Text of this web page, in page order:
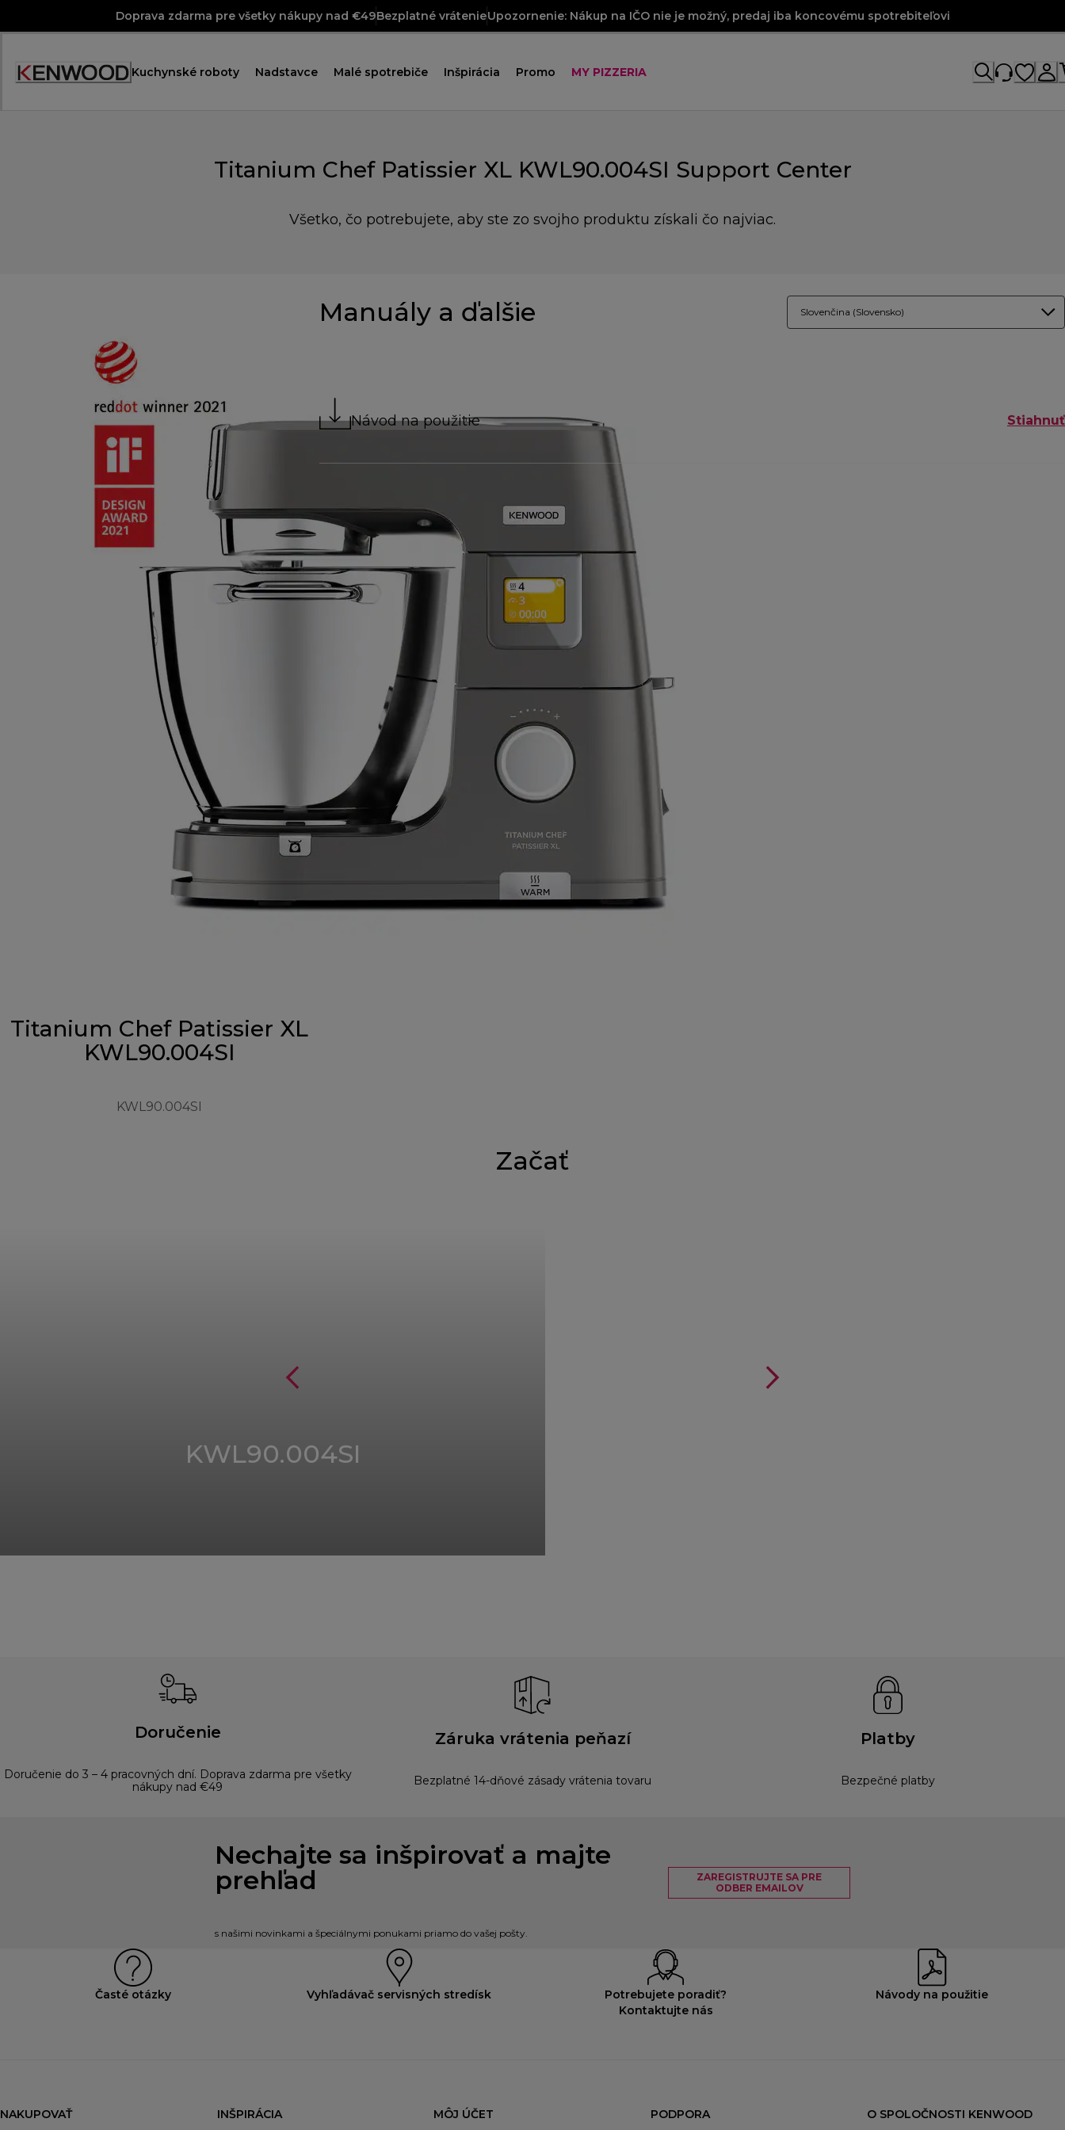
Doprava zdarma pre všetky nákupy nad €49Bezplatné vrátenieUpozornenie: Nákup na IČO nie je možný, predaj iba koncovému spotrebiteľovi
Kuchynské roboty Nadstavce Malé spotrebiče Inšpirácia Promo MY PIZZERIA
Titanium Chef Patissier XL KWL90.004SI Support Center
Všetko, čo potrebujete, aby ste zo svojho produktu získali čo najviac.
Titanium Chef Patissier XL
KWL90.004SI
KWL90.004SI
Manuály a ďalšie Slovenčina (Slovensko)
Návod na použitie Stiahnuť
Začať
KWL90.004SI
Doručenie
Doručenie do 3 – 4 pracovných dní. Doprava zdarma pre všetky
nákupy nad €49
Záruka vrátenia peňazí
Bezplatné 14-dňové zásady vrátenia tovaru
Platby
Bezpečné platby
Nechajte sa inšpirovať a majte
prehľad
s našimi novinkami a špeciálnymi ponukami priamo do vašej pošty.
ZAREGISTRUJTE SA PRE
ODBER EMAILOV
Časté otázky Vyhľadávač servisných stredísk
Potrebujete poradiť?
Kontaktujte nás
Návody na použitie
NAKUPOVAŤ INŠPIRÁCIA MÔJ ÚČET PODPORA O SPOLOČNOSTI KENWOOD